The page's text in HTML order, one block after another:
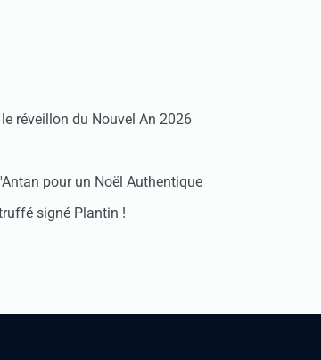
réveillon du Nouvel An 2026
pour un Noël Authentique
signé Plantin !